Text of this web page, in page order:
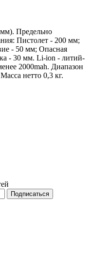
мм). Предельно
Пистолет - 200 мм;
- 50 мм; Опасная
- 30 мм. Li-ion - литий-
2000mah. Диапазон
нетто 0,3 кг.
Подписаться